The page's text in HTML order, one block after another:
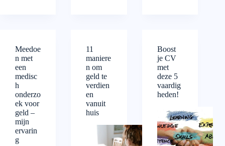
Meedoe
n met
een
medisc
h
onderzo
ek voor
geld –
mijn
ervarin
g
11
maniere
n om
geld te
verdien
en
vanuit
huis
Boost
je CV
met
deze 5
vaardig
heden!